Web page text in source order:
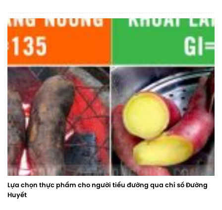
Lựa chọn thực phẩm cho người tiểu đường qua chỉ số Đường
Huyết